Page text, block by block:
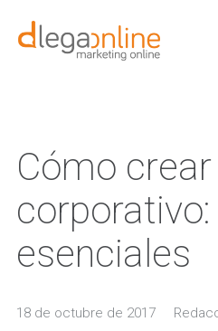
Cómo
esenciales
18 de octubre de 2017